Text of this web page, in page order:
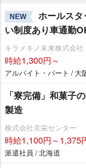
NEW
ホールス
い制度あり車通勤
キラメキノ未来株式会社
時給1,300円～
アルバイト・パート / 大
「寮完備」和菓子
製造
株式会社京栄センター
時給1,100円～1,375
派遣社員 / 北海道